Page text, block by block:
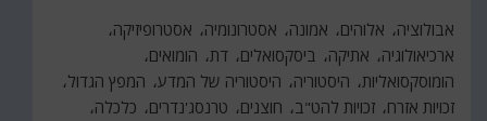
אבולוציה אלוהים אמונה אסטרונומיה
אסטרופיזיקה
ארכיאולוגיה
אתיקה ביסקסואלים דת הומואים
הומוסקסואליות היסטוריה היסטוריה של המדע המפץ הגדול
זכויות אזרח זכויות להט"ב חוצנים טרנסג'נדרים
כלכלה